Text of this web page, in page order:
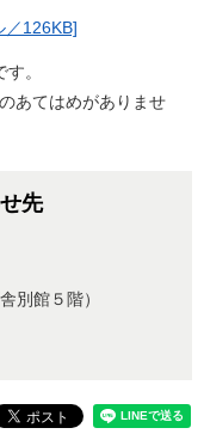
126KB]
。
あてはめがありませ
先
別館５階）